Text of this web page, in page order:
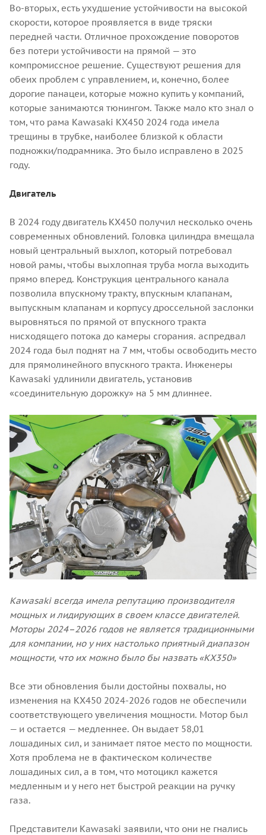
Во-вторых, есть ухудшение устойчивости на высокой
скорости, которое проявляется в виде тряски
передней части. Отличное прохождение поворотов
без потери устойчивости на прямой — это
компромиссное решение. Существуют решения для
обеих проблем с управлением, и, конечно, более
дорогие панацеи, которые можно купить у компаний,
которые занимаются тюнингом. Также мало кто знал о
том, что рама Kawasaki KX450 2024 года имела
трещины в трубке, наиболее близкой к области
подножки/подрамника. Это было исправлено в 2025
году.
Двигатель
В 2024 году двигатель KX450 получил несколько очень
современных обновлений. Головка цилиндра вмещала
новый центральный выхлоп, который потребовал
новой рамы, чтобы выхлопная труба могла выходить
прямо вперед. Конструкция центрального канала
позволила впускному тракту, впускным клапанам,
выпускным клапанам и корпусу дроссельной заслонки
выровняться по прямой от впускного тракта
нисходящего потока до камеры сгорания. аспредвал
2024 года был поднят на 7 мм, чтобы освободить место
для прямолинейного впускного тракта. Инженеры
Kawasaki удлинили двигатель, установив
«соединительную дорожку» на 5 мм длиннее.
Kawasaki всегда имела репутацию производителя
мощных и лидирующих в своем классе двигателей.
Моторы 2024–2026 годов не является традиционными
для компании, но у них настолько приятный диапазон
мощности, что их можно было бы назвать «KX350»
Все эти обновления были достойны похвалы, но
изменения на KX450 2024-2026 годов не обеспечили
соответствующего увеличения мощности. Мотор был
— и остается — медленнее. Он выдает 58,01
лошадиных сил, и занимает пятое место по мощности.
Хотя проблема не в фактическом количестве
лошадиных сил, а в том, что мотоцикл кажется
медленным и у него нет быстрой реакции на ручку
газа.
Представители Kawasaki заявили, что они не гнались